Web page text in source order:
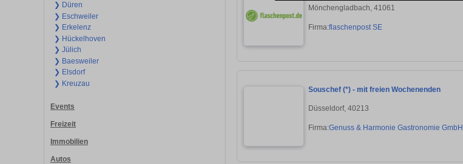
❯ Düren
❯ Eschweiler
❯ Erkelenz
❯ Hückelhoven
❯ Jülich
❯ Baesweiler
❯ Elsdorf
❯ Kreuzau
Events
Freizeit
Immobilien
Autos
Mönchengladbach, 41061
Firma:flaschenpost SE
Souschef (*) - mit freien Wochenenden
Düsseldorf, 40213
Firma:Genuss & Harmonie Gastronomie GmbH